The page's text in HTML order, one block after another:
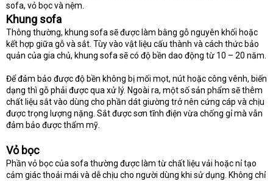
sofa, vỏ bọc và nệm.
Khung sofa
Thông thường, khung sofa sẽ được làm bằng gỗ nguyên khối hoặc
kết hợp giữa gỗ và sắt. Tùy vào vật liệu cấu thành và cách thức bảo
quản của gia chủ, khung sofa sẽ có độ bền dao động từ 10 – 20 năm.
Để đảm bảo được độ bền không bị mối mọt, nút hoặc công vênh, biến
dạng thì gỗ phải được qua xử lý. Ngoài ra, một số sản phẩm sẽ thêm
chất liệu sắt vào dùng cho phần dát giường trở nên cứng cáp và chịu
được trọng lượng nặng. Sắt được sơn tĩnh điện vừa chống gỉ mà vẫn
đảm bảo được thẩm mỹ.
Vỏ bọc
Phần vỏ bọc của sofa thường được làm từ chất liệu vải hoặc nỉ tạo
cảm giác thoải mái và dễ chịu cho người dùng khi sử dụng. Không chỉ